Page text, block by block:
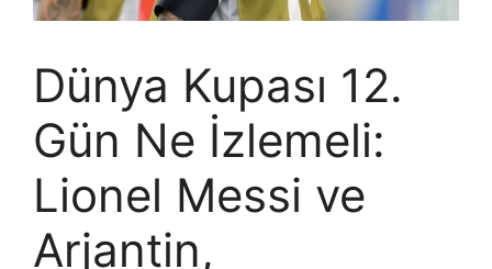
Dünya Kupası 12.
Gün Ne İzlemeli:
Lionel Messi ve
Arjantin,